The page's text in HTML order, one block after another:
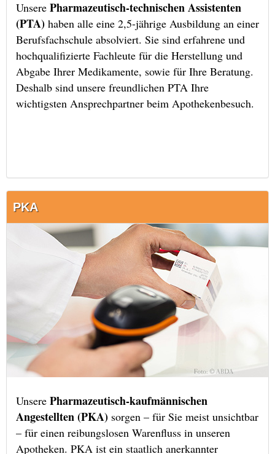
Unsere Pharmazeutisch-technischen Assistenten
(PTA) haben alle eine 2,5-jährige Ausbildung an einer
Berufsfachschule absolviert. Sie sind erfahrene und
hochqualifizierte Fachleute für die Herstellung und
Abgabe Ihrer Medikamente, sowie für Ihre Beratung.
Deshalb sind unsere freundlichen PTA Ihre
wichtigsten Ansprechpartner beim Apothekenbesuch.
PKA
Unsere Pharmazeutisch-kaufmännischen
Angestellten (PKA) sorgen – für Sie meist unsichtbar
– für einen reibungslosen Warenfluss in unseren
Apotheken. PKA ist ein staatlich anerkannter